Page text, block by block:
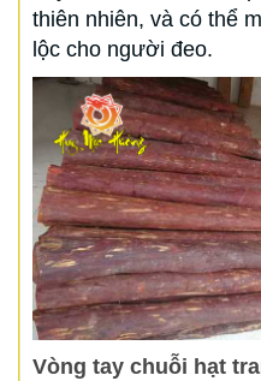
thiên nhiên, và có thể
lộc cho người đeo.
Vòng tay chuỗi hạt